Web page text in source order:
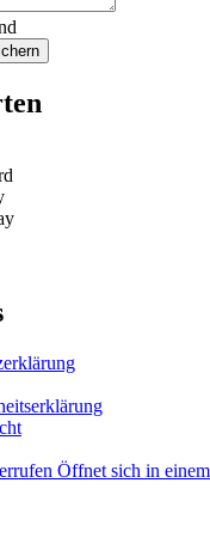
Öffnet sich in